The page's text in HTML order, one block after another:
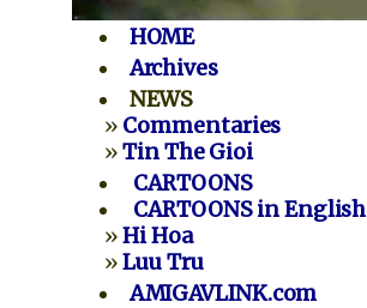
HOME
Archives
NEWS
» Commentaries
»Tin The Gioi
CARTOONS
CARTOONS in English
»Hi Hoa
»Luu Tru
AMIGAVLINK.com